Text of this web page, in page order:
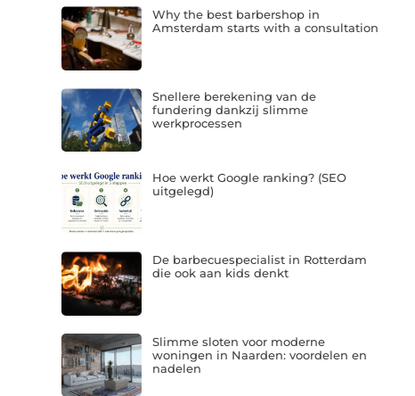
Why the best barbershop in
Amsterdam starts with a consultation
Snellere berekening van de
fundering dankzij slimme
werkprocessen
Hoe werkt Google ranking? (SEO
uitgelegd)
De barbecuespecialist in Rotterdam
die ook aan kids denkt
Slimme sloten voor moderne
woningen in Naarden: voordelen en
nadelen